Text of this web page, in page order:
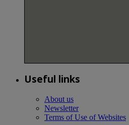
Useful links
About us
Newsletter
Terms of Use of Websites